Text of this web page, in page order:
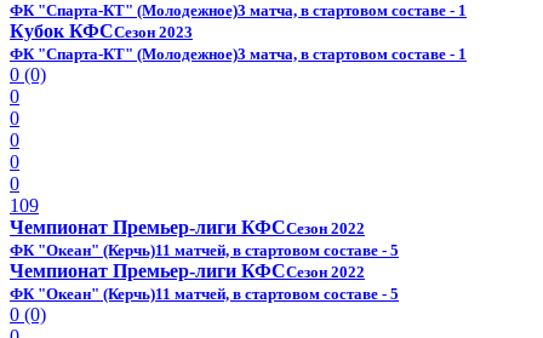
ФК "Спарта-КТ" (Молодежное)3 матча, в стартовом составе - 1
Кубок КФССезон 2023
ФК "Спарта-КТ" (Молодежное)3 матча, в стартовом составе - 1
0 (0)
0
0
0
0
0
109
Чемпионат Премьер-лиги КФССезон 2022
ФК "Океан" (Керчь)11 матчей, в стартовом составе - 5
Чемпионат Премьер-лиги КФССезон 2022
ФК "Океан" (Керчь)11 матчей, в стартовом составе - 5
0 (0)